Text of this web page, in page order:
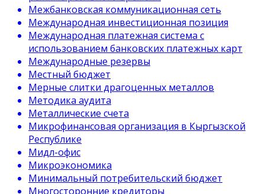
Межбанковская коммуникационная сеть
Международная инвестиционная позиция
Международная платежная система с
использованием банковских платежных карт
Международные резервы
Местный бюджет
Мерные слитки драгоценных металлов
Методика аудита
Металлические счета
Микрофинансовая организация в Кыргызской
Республике
Мидл-офис
Микроэкономика
Минимальный потребительский бюджет
Многосторонние кредиторы